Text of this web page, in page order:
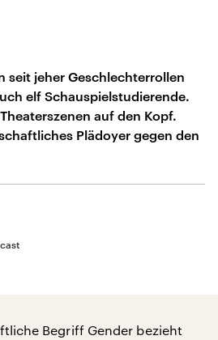
seit jeher Geschlechterrollen
elf Schauspielstudierende.
auf den Kopf.
Plädoyer gegen den
Begriff Gender bezieht